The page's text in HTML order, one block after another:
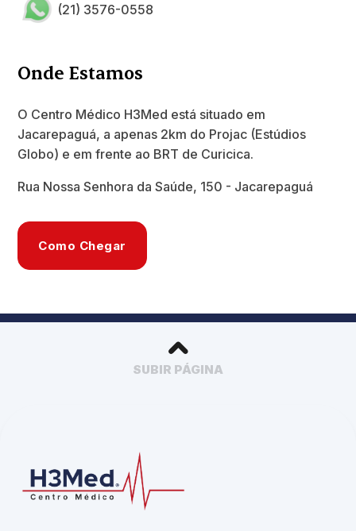
(21) 3576-0558
Onde Estamos
O Centro Médico H3Med está situado em
Jacarepaguá, a apenas 2km do Projac (Estúdios
Globo) e em frente ao BRT de Curicica.
Rua Nossa Senhora da Saúde, 150 - Jacarepaguá
Como Chegar
SUBIR PÁGINA